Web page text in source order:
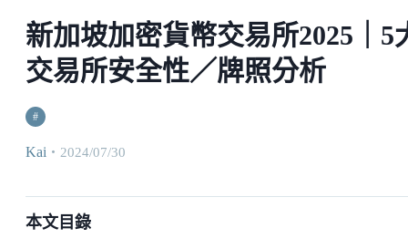
新加坡加密貨幣交易所2025｜5
交易所安全性／牌照分析
#
Kai ・ 2024/07/30
本文目錄